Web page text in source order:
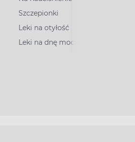
Szczepionki
Leki na otyłość
Leki na dnę moczanową